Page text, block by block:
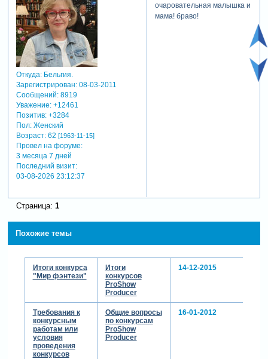
Откуда:Бельгия.
Зарегистрирован: 08-03-2011
Сообщений:8919
Уважение: +12461
Позитив: +3284
Пол:Женский
Возраст:62 [1963-11-15]
Провел на форуме:
3 месяца 7 дней
Последний визит:
03-08-2026 23:12:37
очаровательная малышка и
мама! браво!
Страница: 1
Похожие темы
Итоги конкурса
"Мир фэнтези"
Итоги
конкурсов
ProShow
Producer
14-12-2015
Требования к
конкурсным
работам или
условия
проведения
конкурсов
Общие вопросы
по конкурсам
ProShow
Producer
16-01-2012